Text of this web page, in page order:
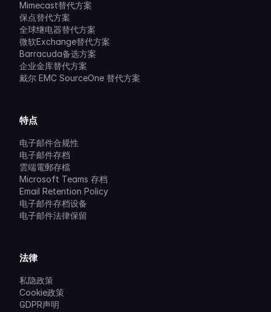
Mimecast替代方案
保点替代方案
全球继电器替代方案
微软Exchange替代方案
Barracuda备选方案
企业金库替代方案
戴尔 EMC SourceOne 替代方案
特点
电子邮件合规性
电子邮件存档
雲端電郵存檔
Microsoft Teams 存档
Email Retention Policy
电子邮件存档设备
电子邮件法律保留
法律
私隐政策
Cookie政策
GDPR声明